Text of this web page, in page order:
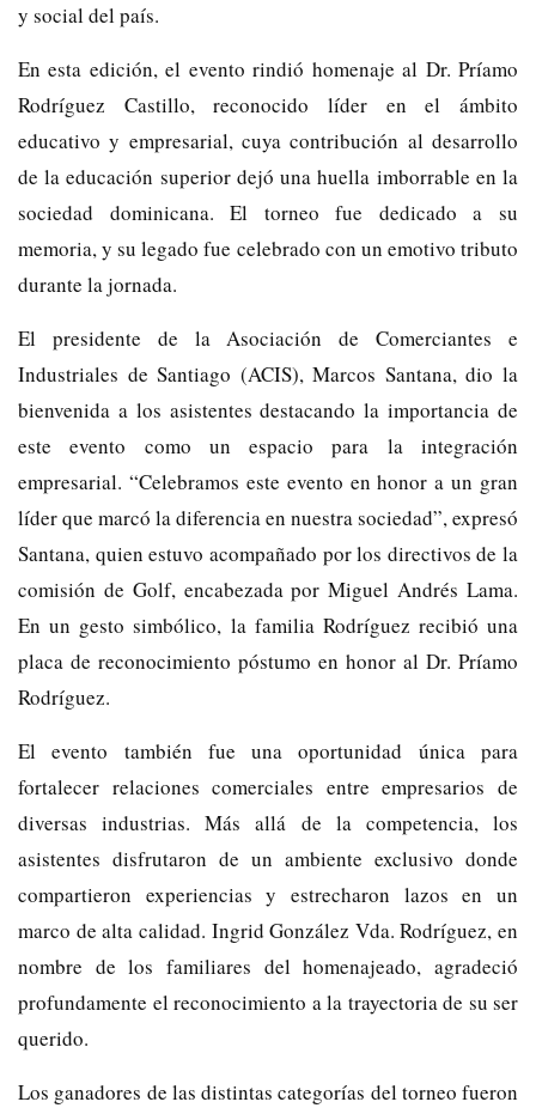
y social del país.
En esta edición, el evento rindió homenaje al Dr. Príamo
Rodríguez Castillo, reconocido líder en el ámbito
educativo y empresarial, cuya contribución al desarrollo
de la educación superior dejó una huella imborrable en la
sociedad dominicana. El torneo fue dedicado a su
memoria, y su legado fue celebrado con un emotivo tributo
durante la jornada.
El presidente de la Asociación de Comerciantes e
Industriales de Santiago (ACIS), Marcos Santana, dio la
bienvenida a los asistentes destacando la importancia de
este evento como un espacio para la integración
empresarial. “Celebramos este evento en honor a un gran
líder que marcó la diferencia en nuestra sociedad”, expresó
Santana, quien estuvo acompañado por los directivos de la
comisión de Golf, encabezada por Miguel Andrés Lama.
En un gesto simbólico, la familia Rodríguez recibió una
placa de reconocimiento póstumo en honor al Dr. Príamo
Rodríguez.
El evento también fue una oportunidad única para
fortalecer relaciones comerciales entre empresarios de
diversas industrias. Más allá de la competencia, los
asistentes disfrutaron de un ambiente exclusivo donde
compartieron experiencias y estrecharon lazos en un
marco de alta calidad. Ingrid González Vda. Rodríguez, en
nombre de los familiares del homenajeado, agradeció
profundamente el reconocimiento a la trayectoria de su ser
querido.
Los ganadores de las distintas categorías del torneo fueron